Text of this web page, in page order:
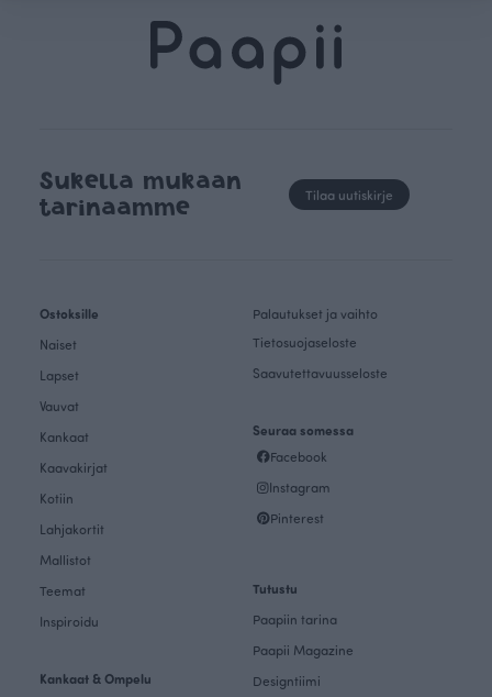
Sukella mukaan
tarinaamme
Tilaa uutiskirje
Ostoksille
Naiset
Lapset
Vauvat
Kankaat
Kaavakirjat
Kotiin
Lahjakortit
Mallistot
Teemat
Inspiroidu
Kankaat & Ompelu
Palautukset ja vaihto
Tietosuojaseloste
Saavutettavuusseloste
Seuraa somessa
Facebook
Instagram
Pinterest
Tutustu
Paapiin tarina
Paapii Magazine
Designtiimi